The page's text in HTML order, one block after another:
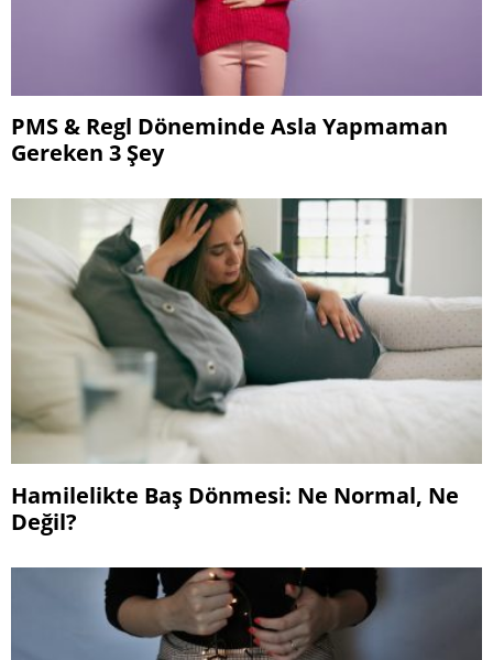
PMS & Regl Döneminde Asla Yapmaman
Gereken 3 Şey
Hamilelikte Baş Dönmesi: Ne Normal, Ne
Değil?